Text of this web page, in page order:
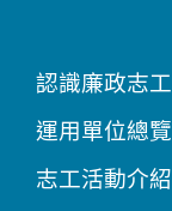
認識廉政志工
運用單位總覽
志工活動介紹